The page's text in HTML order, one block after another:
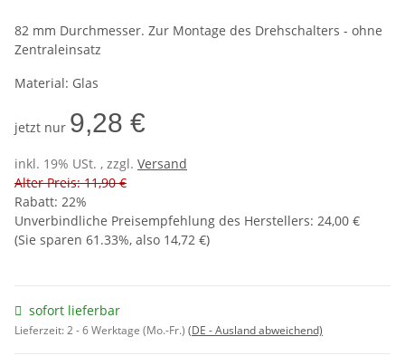
82 mm Durchmesser. Zur Montage des Drehschalters - ohne
Zentraleinsatz
Material: Glas
jetzt nur 9,28 €
inkl. 19% USt. , zzgl. Versand
Alter Preis: 11,90 €
Rabatt: 22%
Unverbindliche Preisempfehlung des Herstellers: 24,00 €
(Sie sparen 61.33%, also 14,72 €)
sofort lieferbar
Lieferzeit:2 - 6 Werktage (Mo.-Fr.) (DE - Ausland abweichend)